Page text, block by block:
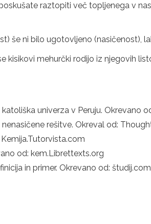
raztopiti več topljenega v
še ni bilo ugotovljeno (nasičenost),
kisikovi mehurčki rodijo iz njegovih
univerza v Peruju. Okrevano
rešitve. Okreval od:
od: kem.Librettexts.org
in primer. Okrevano od: študij.com